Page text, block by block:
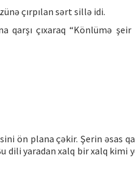
çırpılan sərt sillə idi.
çıxaraq “Könlümə şeir
ön plana çəkir. Şerin əsas
dili yaradan xalq bir xalq kimi